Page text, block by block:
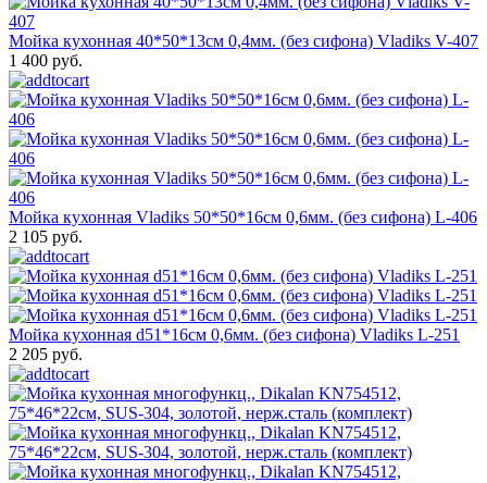
Мойка кухонная 40*50*13см 0,4мм. (без сифона) Vladiks V-407
1 400 руб.
Мойка кухонная Vladiks 50*50*16см 0,6мм. (без сифона) L-406
2 105 руб.
Мойка кухонная d51*16см 0,6мм. (без сифона) Vladiks L-251
2 205 руб.